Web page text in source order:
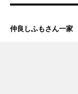
仲良しふもさん一家